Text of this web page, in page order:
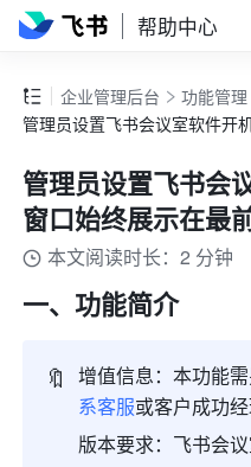
帮助中心
企业管理后台 功能管理
管理员设置飞书会议室软件开
管理员设置飞书会
窗口始终展示在最
本文阅读时长：2 分钟
一、功能简介
🔖 增值信息：本功能
系客服或客户成功经
版本要求：飞书会